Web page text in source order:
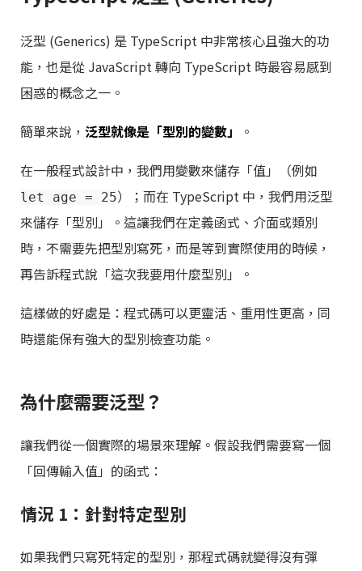
泛型 (Generics) 是 TypeScript 中非常核心且強大的功
能，也是從 JavaScript 轉向 TypeScript 時最容易感到
困惑的概念之一。
簡單來說， 泛型就像是「型別的變數」
。
在一般程式設計中，我們用變數來儲存「值」（例如
let age = 25）；而在 TypeScript 中，我們用泛型
來儲存「型別」。這讓我們在定義函式、介面或類別
時，不需要先把型別寫死，而是等到實際使用的時候，
再告訴程式說「這次我要用什麼型別」。
這樣做的好處是：程式碼可以更靈活、重用性更高，同
時還能保有強大的型別檢查功能。
為什麼需要泛型？
讓我們從一個實際的場景來理解。假設我們需要寫一個
「回傳輸入值」的函式：
情況 1：針對特定型別
如果我們只寫死特定的型別，那程式碼就變得沒有彈